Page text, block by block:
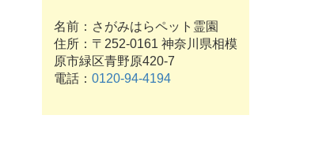
名前：さがみはらペット霊園
住所：〒252-0161 神奈川県相模
原市緑区青野原420-7
電話： 0120-94-4194